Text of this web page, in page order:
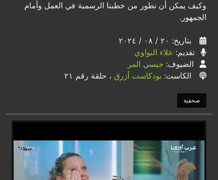
وكيف يمكن أن نطور من خطبنا الرسمية في العمل وأمام
الجمهور.
بتاريخ: ٢٠ / ٠٨ / ٢٠٢٤
تقديم: علاء النواوي
الضيوف: جيسي المر
الكاست: بودكاست أزرق ، حلقة رقم ٢١
صحفية